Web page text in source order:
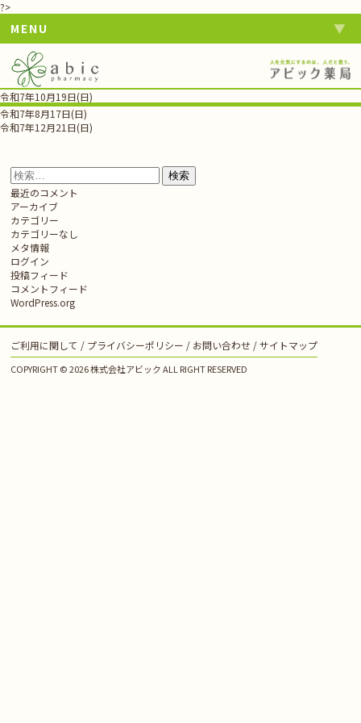
?>
MENU
令和7年10月19日(日)
投
稿
令和7年8月17日(日)
令和7年12月21日(日)
検
索:
最近のコメント
アーカイブ
カテゴリー
カテゴリーなし
メタ情報
ログイン
投稿フィード
コメントフィード
WordPress.org
ご利用に関して プライバシーポリシー お問い合わせ サイトマップ
COPYRIGHT © 2026 株式会社アビック ALL RIGHT RESERVED